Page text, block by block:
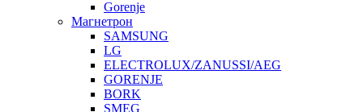
Gorenje
Магнетрон
SAMSUNG
LG
ELECTROLUX/ZANUSSI/AEG
GORENJE
BORK
SMEG